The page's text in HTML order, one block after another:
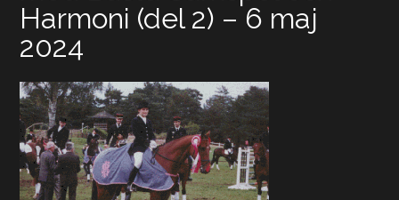
Harmoni (del 2) – 6 maj
2024